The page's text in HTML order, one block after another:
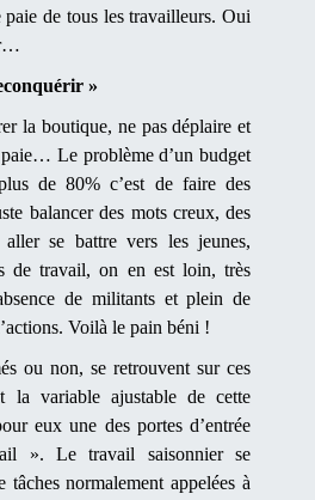
de tous les travailleurs. Oui
»
la boutique, ne pas déplaire et
Le problème d’un budget
de 80% c’est de faire des
balancer des mots creux, des
se battre vers les jeunes,
de travail, on en est loin, très
de militants et plein de
Voilà le pain béni !
ou non, se retrouvent sur ces
la variable ajustable de cette
eux une des portes d’entrée
». Le travail saisonnier se
tâches normalement appelées à